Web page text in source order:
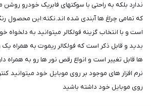
ندارد بلکه به راحتی با سوکتهای فابریک خودرو
که تمامی چراغ ها آبندی شده اند.نکته:این محصول
است و با انتخاب گزینه فولکالر میتوانید به دلخواه
بدید و قابل ذکر است که فولکالر ریموت به همراه
نرم افزار های موجود بر روی موبایل خود میتوانید
روی موبایل خود داشته باشید